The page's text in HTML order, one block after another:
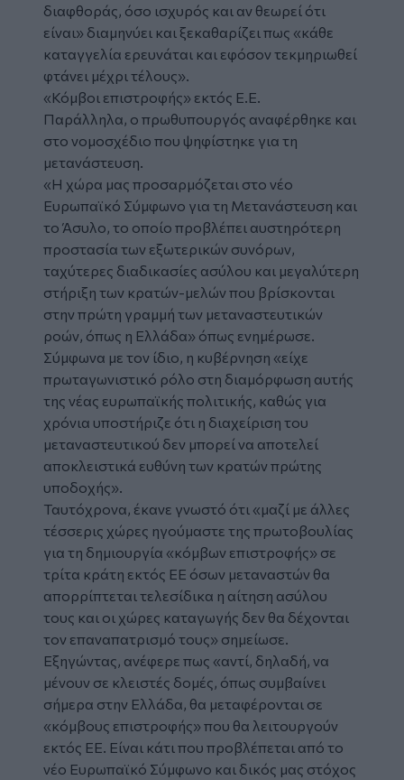
διαφθοράς, όσο ισχυρός και αν θεωρεί ότι
είναι» διαμηνύει και ξεκαθαρίζει πως «κάθε
καταγγελία ερευνάται και εφόσον τεκμηριωθεί
φτάνει μέχρι τέλους».
«Κόμβοι επιστροφής» εκτός Ε.Ε.
Παράλληλα, ο πρωθυπουργός αναφέρθηκε και
στο νομοσχέδιο που ψηφίστηκε για τη
μετανάστευση.
«Η χώρα μας προσαρμόζεται στο νέο
Ευρωπαϊκό Σύμφωνο για τη Μετανάστευση και
το Άσυλο, το οποίο προβλέπει αυστηρότερη
προστασία των εξωτερικών συνόρων,
ταχύτερες διαδικασίες ασύλου και μεγαλύτερη
στήριξη των κρατών-μελών που βρίσκονται
στην πρώτη γραμμή των μεταναστευτικών
ροών, όπως η Ελλάδα» όπως ενημέρωσε.
Σύμφωνα με τον ίδιο, η κυβέρνηση «είχε
πρωταγωνιστικό ρόλο στη διαμόρφωση αυτής
της νέας ευρωπαϊκής πολιτικής, καθώς για
χρόνια υποστήριζε ότι η διαχείριση του
μεταναστευτικού δεν μπορεί να αποτελεί
αποκλειστικά ευθύνη των κρατών πρώτης
υποδοχής».
Ταυτόχρονα, έκανε γνωστό ότι «μαζί με άλλες
τέσσερις χώρες ηγούμαστε της πρωτοβουλίας
για τη δημιουργία «κόμβων επιστροφής» σε
τρίτα κράτη εκτός ΕΕ όσων μεταναστών θα
απορρίπτεται τελεσίδικα η αίτηση ασύλου
τους και οι χώρες καταγωγής δεν θα δέχονται
τον επαναπατρισμό τους» σημείωσε.
Εξηγώντας, ανέφερε πως «αντί, δηλαδή, να
μένουν σε κλειστές δομές, όπως συμβαίνει
σήμερα στην Ελλάδα, θα μεταφέρονται σε
«κόμβους επιστροφής» που θα λειτουργούν
εκτός ΕΕ. Είναι κάτι που προβλέπεται από το
νέο Ευρωπαϊκό Σύμφωνο και δικός μας στόχος